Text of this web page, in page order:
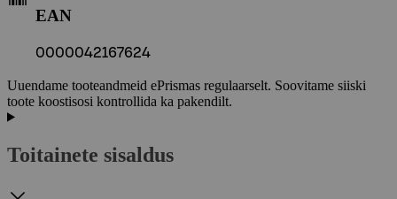
EAN
0000042167624
Uuendame tooteandmeid ePrismas regulaarselt. Soovitame siiski
toote koostisosi kontrollida ka pakendilt.
Toitainete sisaldus